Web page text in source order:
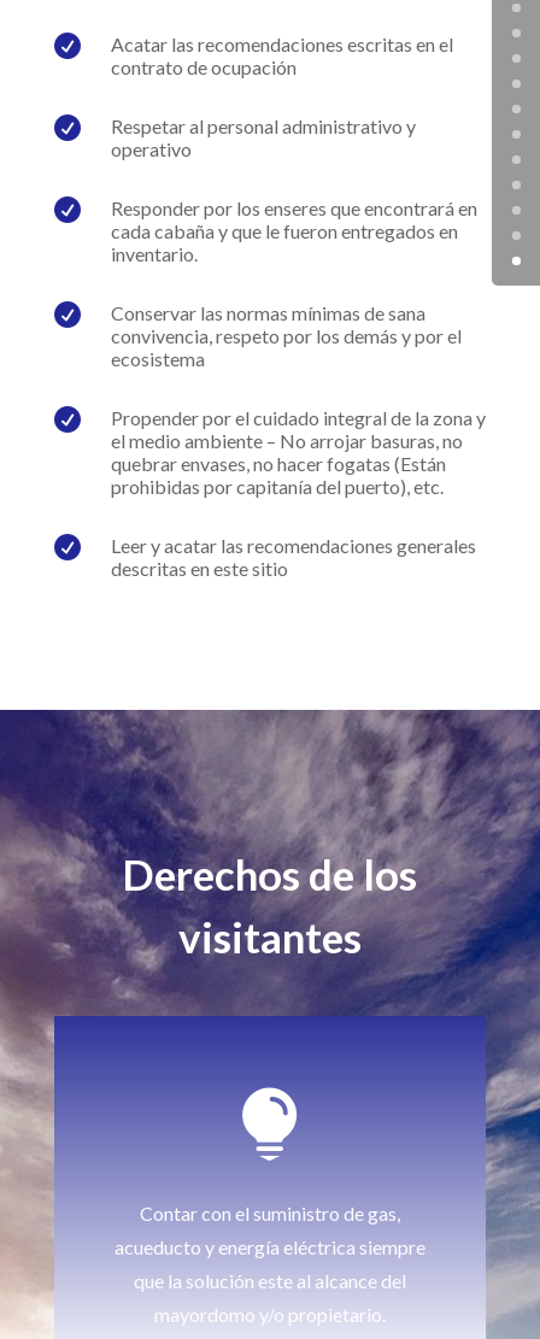

Acatar las recomendaciones escritas en el
contrato de ocupación

Respetar al personal administrativo y
operativo

Responder por los enseres que encontrará en
cada cabaña y que le fueron entregados en
inventario.

Conservar las normas mínimas de sana
convivencia, respeto por los demás y por el
ecosistema

Propender por el cuidado integral de la zona y
el medio ambiente – No arrojar basuras, no
quebrar envases, no hacer fogatas (Están
prohibidas por capitanía del puerto), etc.

Leer y acatar las recomendaciones generales
descritas en este sitio
Derechos de los
visitantes

Contar con el suministro de gas,
acueducto y energía eléctrica siempre
que la solución este al alcance del
mayordomo y/o propietario.